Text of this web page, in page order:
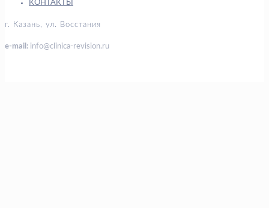
КОНТАКТЫ
г. Казань, ул. Восстания
e-mail: info@clinica-revision.ru